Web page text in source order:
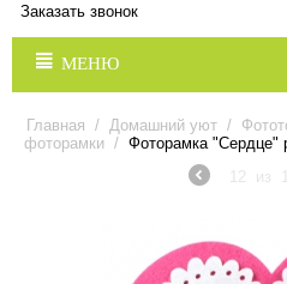
Заказать звонок
МЕНЮ
Главная / Домашний уют /
фоторамки / Фоторамка "Сердце"
12
из